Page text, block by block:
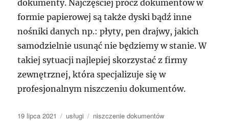
dokumenty. Najczęściej prócz dokumentów w
formie papierowej są także dyski bądź inne
nośniki danych np.: płyty, pen drajwy, jakich
samodzielnie usunąć nie będziemy w stanie. W
takiej sytuacji najlepiej skorzystać z firmy
zewnętrznej, która specjalizuje się w
profesjonalnym niszczeniu dokumentów.
Data
19 lipca 2021 Kategorie
usługi Tagi
niszczenie dokumentów